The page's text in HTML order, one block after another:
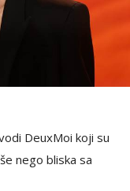
DeuxMoi koji su
nego bliska sa